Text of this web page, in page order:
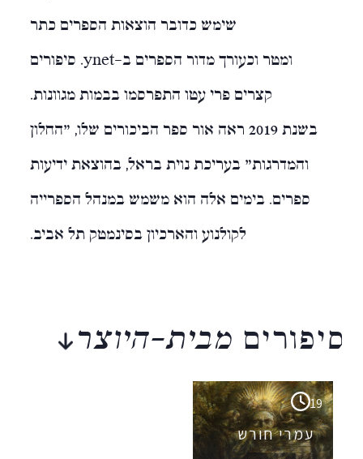
שימש כדובר הוצאות הספרים כתר
ומטר וכעורך מדור הספרים ב-ynet. סיפורים
קצרים פרי עטו התפרסמו בבמות מגוונות.
בשנת 2019 ראה אור ספר הביכורים שלו, "החלון
והמדרגות" בעריכת נוית בראל, בהוצאת ידיעות
ספרים. בימים אלה הוא משמש במנהל הספרייה
לקולנוע והארכיון בסינמטק תל אביב.
סיפורים מבית-היוצר
19
עמרי חורש